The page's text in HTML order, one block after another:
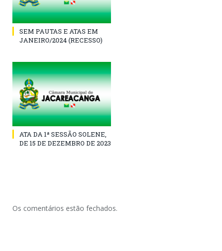
SEM PAUTAS E ATAS EM
JANEIRO/2024 (RECESSO)
ATA DA 1ª SESSÃO SOLENE,
DE 15 DE DEZEMBRO DE 2023
Os comentários estão fechados.